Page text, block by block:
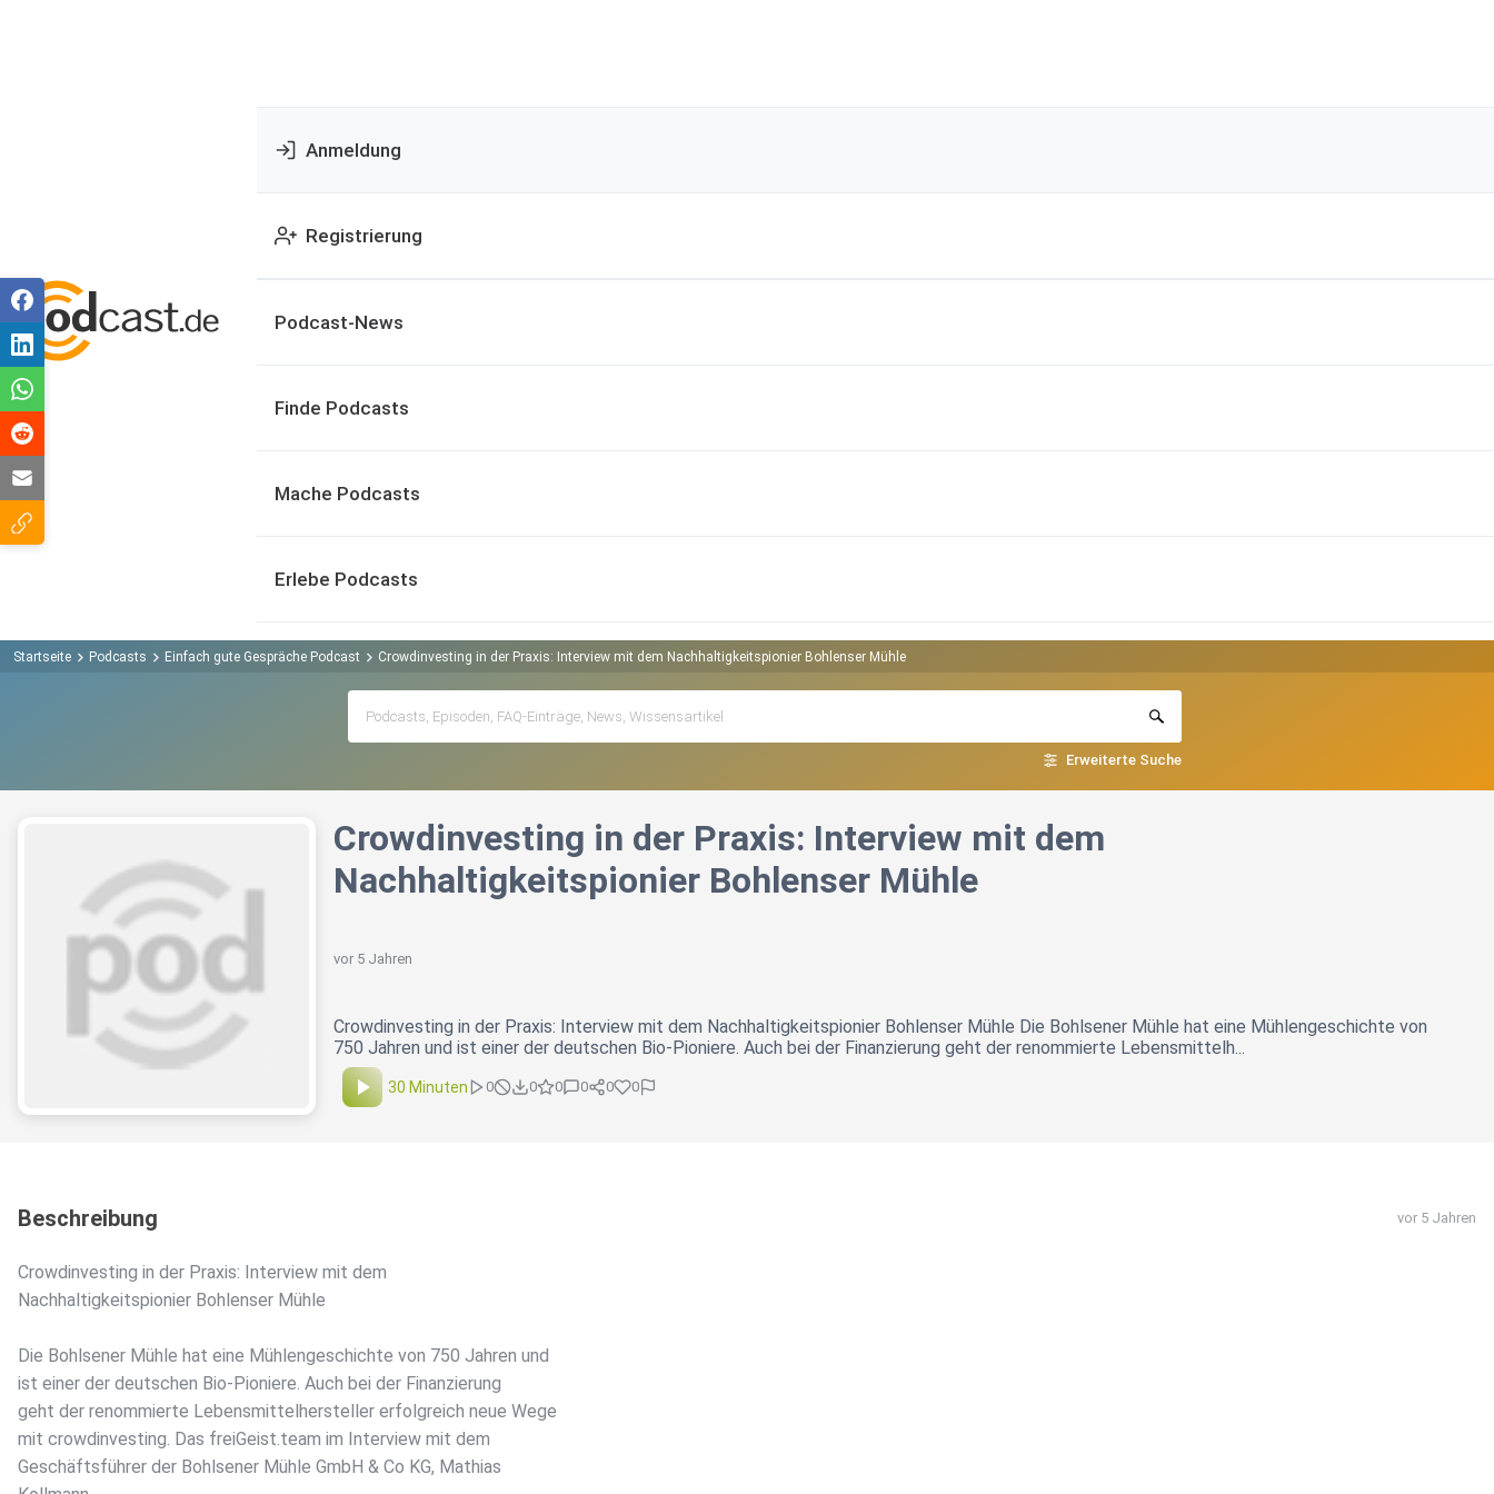
Anmeldung
Registrierung
Podcast-News
Finde Podcasts
Mache Podcasts
Erlebe Podcasts
Startseite Podcasts Einfach gute Gespräche Podcast Crowdinvesting in der Praxis: Interview mit dem Nachhaltigkeitspionier Bohlenser Mühle
Erweiterte Suche
Crowdinvesting in der Praxis: Interview mit dem
Nachhaltigkeitspionier Bohlenser Mühle
vor 5 Jahren
Crowdinvesting in der Praxis: Interview mit dem Nachhaltigkeitspionier Bohlenser Mühle Die Bohlsener Mühle hat eine Mühlengeschichte von
750 Jahren und ist einer der deutschen Bio-Pioniere. Auch bei der Finanzierung geht der renommierte Lebensmittelh...
30 Minuten 0 0 0 0 0 0
Beschreibung vor 5 Jahren
Crowdinvesting in der Praxis: Interview mit dem
Nachhaltigkeitspionier Bohlenser Mühle
Die Bohlsener Mühle hat eine Mühlengeschichte von 750 Jahren und
ist einer der deutschen Bio-Pioniere. Auch bei der Finanzierung
geht der renommierte Lebensmittelhersteller erfolgreich neue Wege
mit crowdinvesting. Das freiGeist.team im Interview mit dem
Geschäftsführer der Bohlsener Mühle GmbH & Co KG, Mathias